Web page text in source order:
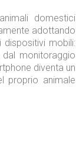
domestici
adottando
dispositivi mobili:
monitoraggio
diventa un
proprio animale